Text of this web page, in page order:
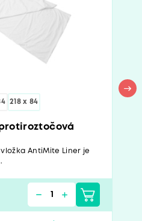
218 x 84
AntiMite Liner je